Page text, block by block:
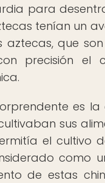
para
tenían un
que
precisión el
es
sus
el
como
de estas